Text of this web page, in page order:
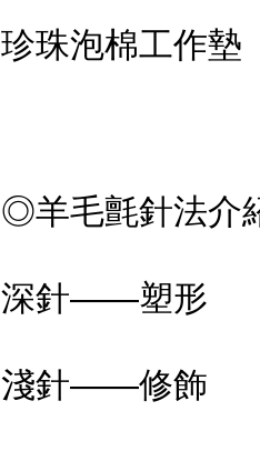
珍珠泡棉工作墊
◎羊毛氈針法介
深針——塑形
淺針——修飾